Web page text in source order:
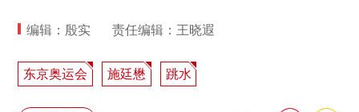
编辑：殷实 责任编辑：王晓遐
东京奥运会 施廷懋 跳水